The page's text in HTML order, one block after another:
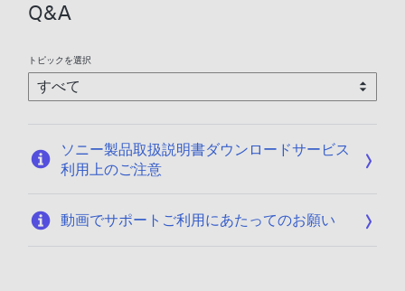
Q&A
トピックを選択
ソニー製品取扱説明書ダウンロードサービス
利用上のご注意
動画でサポートご利用にあたってのお願い